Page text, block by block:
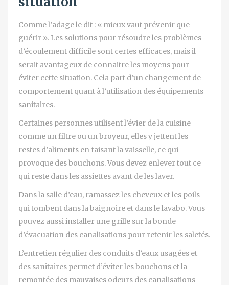
Comme l’adage le dit : « mieux vaut prévenir que
guérir ». Les solutions pour résoudre les problèmes
d’écoulement difficile sont certes efficaces, mais il
serait avantageux de connaitre les moyens pour
éviter cette situation. Cela part d’un changement de
comportement quant à l’utilisation des équipements
sanitaires.
Certaines personnes utilisent l’évier de la cuisine
comme un filtre ou un broyeur, elles y jettent les
restes d’aliments en faisant la vaisselle, ce qui
provoque des bouchons. Vous devez enlever tout ce
qui reste dans les assiettes avant de les laver.
Dans la salle d’eau, ramassez les cheveux et les poils
qui tombent dans la baignoire et dans le lavabo. Vous
pouvez aussi installer une grille sur la bonde
d’évacuation des canalisations pour retenir les saletés.
L’entretien régulier des conduits d’eaux usagées et
des sanitaires permet d’éviter les bouchons et la
remontée des mauvaises odeurs des canalisations